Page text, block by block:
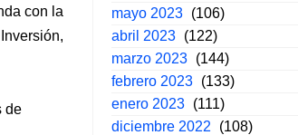
con la
de
mayo 2023 (106)
abril 2023 (122)
marzo 2023 (144)
febrero 2023 (133)
enero 2023 (111)
diciembre 2022
(108)